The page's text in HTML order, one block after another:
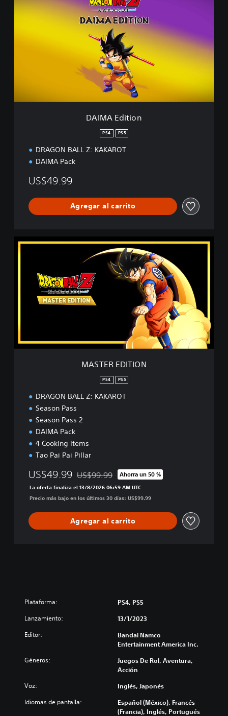
nA
n
DAIMA Edition
PS4 PS5
DRAGON BALL Z: KAKAROT
DAIMA Pack
US$49.99
Agregar al carrito
M
A
O
MASTER EDITION
PS4 PS5
DRAGON BALL Z: KAKAROT
Season Pass
Season Pass 2
DAIMA Pack
4 Cooking Items
Tao Pai Pai Pillar
US$49.99 Rebajado del precio original de US$99.99
US$99.99 Ahorra un 50 %
La oferta finaliza el 13/8/2026 06:59 AM UTC
Precio más bajo en los últimos 30 días: US$99.99
Agregar al carrito
Plataforma: PS4, PS5
Lanzamiento: 13/1/2023
Editor:
Bandai Namco
Entertainment America Inc.
Géneros:
Juegos De Rol, Aventura,
Acción
Voz: Inglés, Japonés
Idiomas de pantalla:
Español (México), Francés
(Francia), Inglés, Portugués